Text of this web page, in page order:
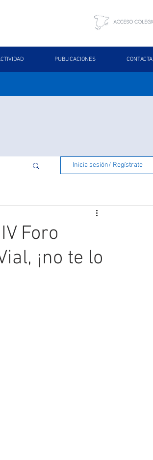
PUBLICACIONES CONTACTA
Inicia sesión/ Regístrate
Foro
¡no te lo